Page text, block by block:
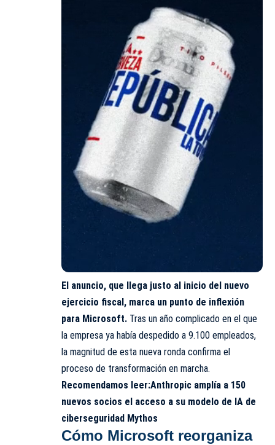
El anuncio, que llega justo al inicio del nuevo
ejercicio fiscal, marca un punto de inflexión
para Microsoft. Tras un año complicado en el que
la empresa ya había despedido a 9.100 empleados,
la magnitud de esta nueva ronda confirma el
proceso de transformación en marcha.
Recomendamos leer:Anthropic amplía a 150
nuevos socios el acceso a su modelo de IA de
ciberseguridad Mythos
Cómo Microsoft reorganiza